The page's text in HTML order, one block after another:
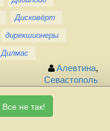
Дисковёрт
дирекшионеры
Дилмас
Алевтина,
Севастополь
Все не так!